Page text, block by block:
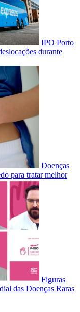
IPO Porto
durante
Doenças
para tratar melhor
Figuras
das Doenças Raras